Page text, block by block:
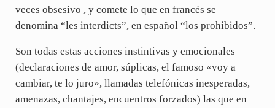
veces obsesivo , y comete lo que en francés se
denomina “les interdicts”, en español “los prohibidos”.
Son todas estas acciones instintivas y emocionales
(declaraciones de amor, súplicas, el famoso «voy a
cambiar, te lo juro», llamadas telefónicas inesperadas,
amenazas, chantajes, encuentros forzados) las que en